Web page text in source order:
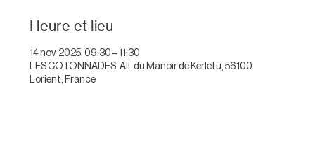
Heure et lieu
14 nov. 2025, 09:30 – 11:30
LES COTONNADES, All. du Manoir de Kerletu, 56100
Lorient, France